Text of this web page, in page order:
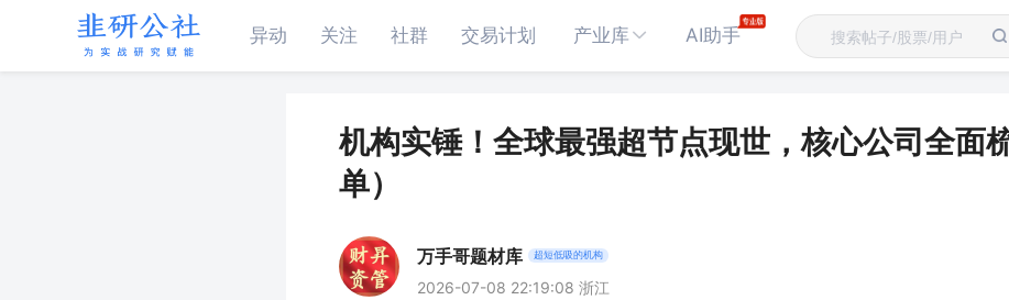
异动 关注 社群 交易计划 产业库 AI助手
机构实锤！全球最强超节点现世，核心公司全面
单）
万手哥题材库 超短低吸的机构
2026-07-08 22:19:08 浙江